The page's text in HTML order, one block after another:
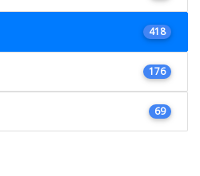
418
176
69